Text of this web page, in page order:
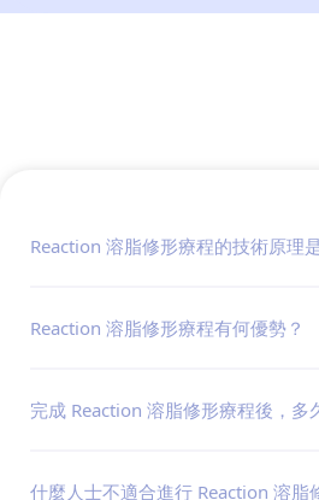
Reaction 溶脂修形療程的技術原理
Reaction 溶脂修形療程有何優勢？
完成 Reaction 溶脂修形療程後，多
什麼人士不適合進行 Reaction 溶脂